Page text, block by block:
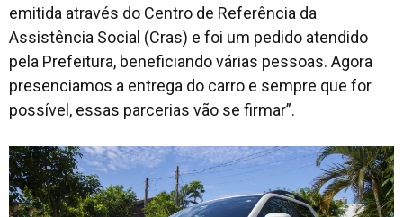
emitida através do Centro de Referência da
Assistência Social (Cras) e foi um pedido atendido
pela Prefeitura, beneficiando várias pessoas. Agora
presenciamos a entrega do carro e sempre que for
possível, essas parcerias vão se firmar”.